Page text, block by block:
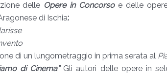
delle Opere in Concorsoe delle
di Ischia:
di un lungometraggio in prima serata al
di Cinema”Gli autori delle opere in